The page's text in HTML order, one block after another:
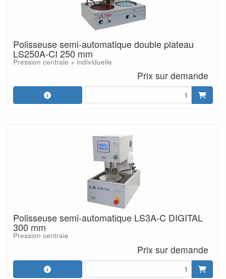
Polisseuse semi-automatique double plateau
LS250A-CI 250 mm
Pression centrale + individuelle
Prix sur demande
Polisseuse semi-automatique LS3A-C DIGITAL
300 mm
Pression centrale
Prix sur demande